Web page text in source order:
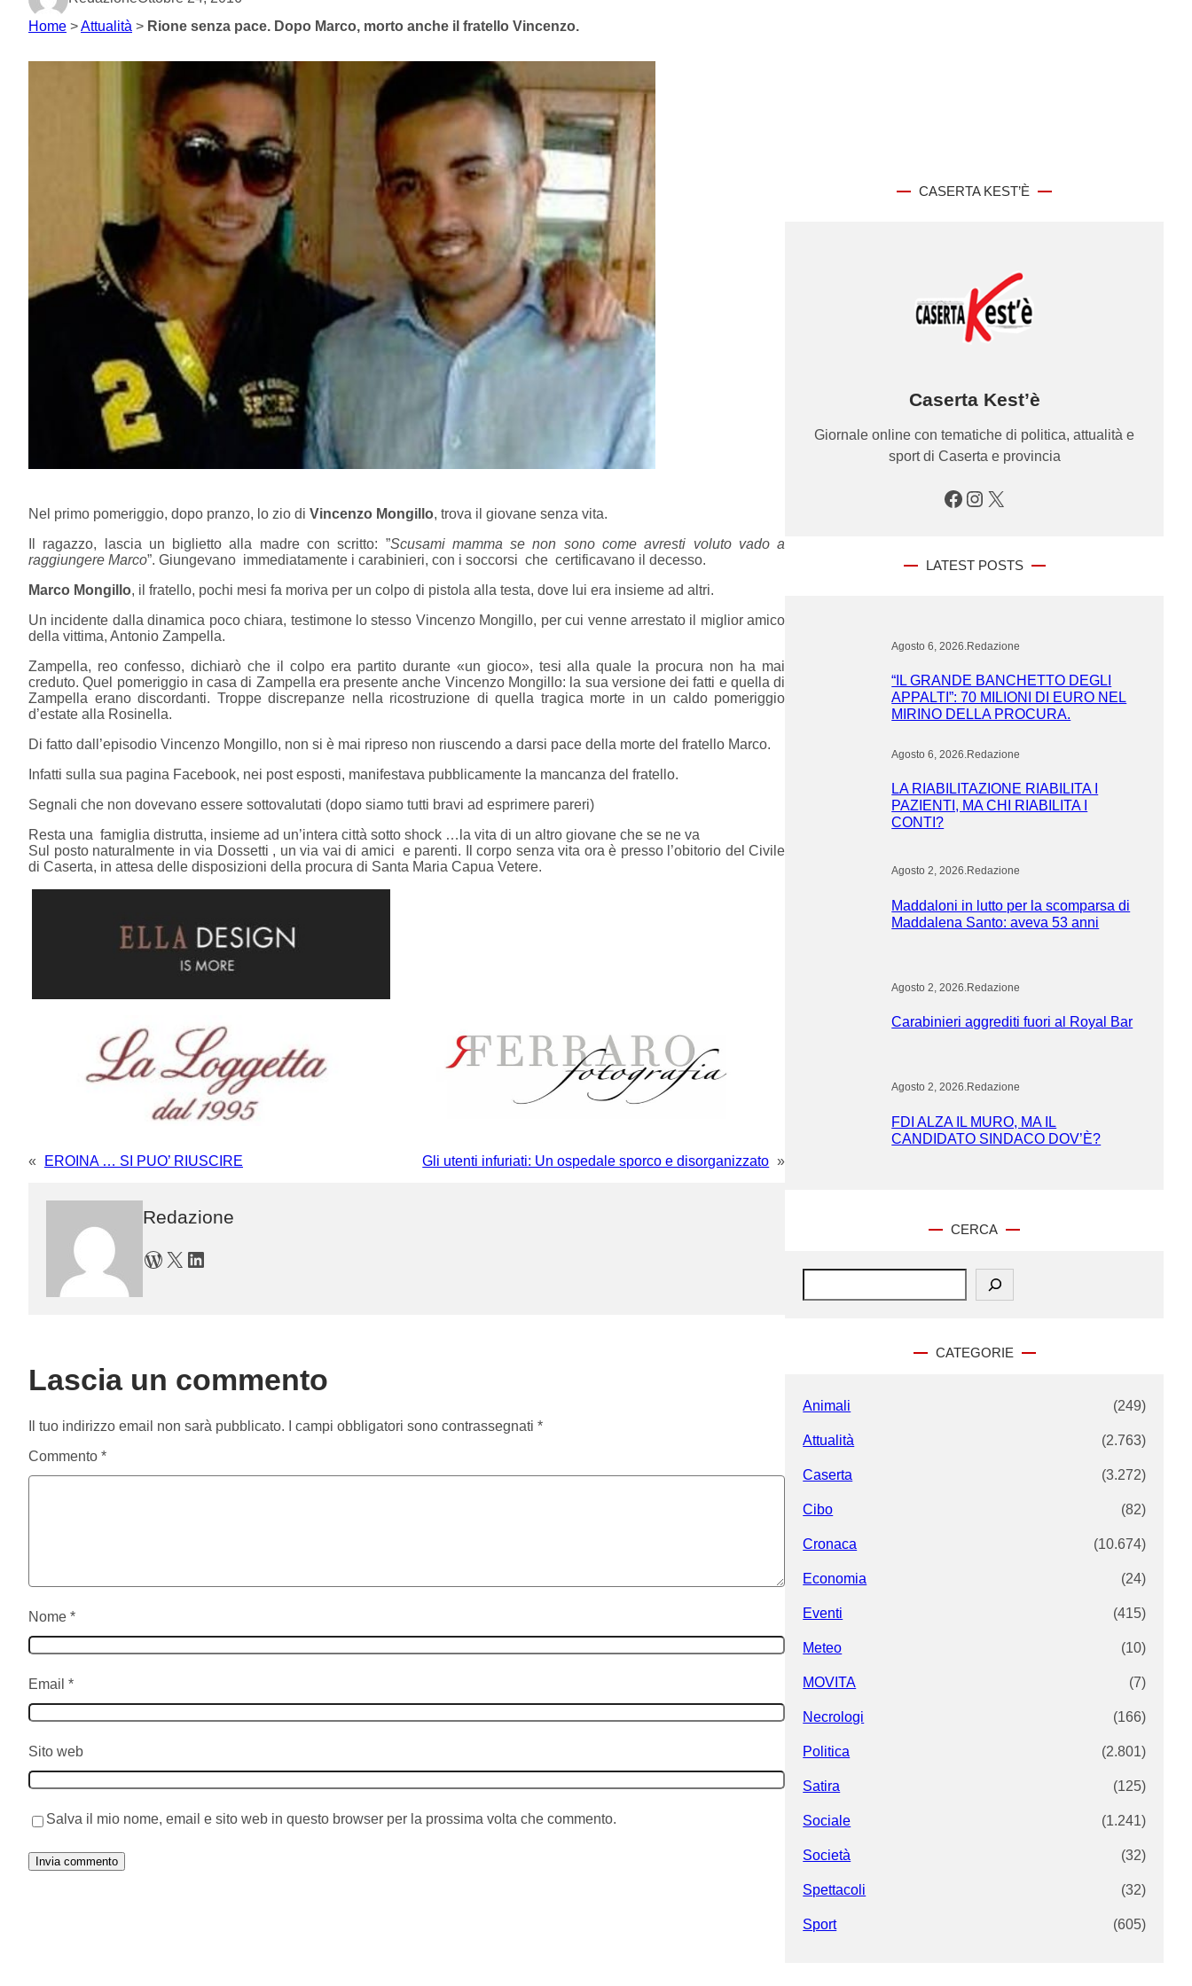
Home >Attualità > Rione senza pace. Dopo Marco, morto anche il fratello Vincenzo.
Nel primo pomeriggio, dopo pranzo, lo zio di Vincenzo Mongillo, trova il giovane senza vita.
Il ragazzo, lascia un biglietto alla madre con scritto: ”Scusami mamma se non sono come avresti voluto vado a
raggiungere Marco”. Giungevano immediatamente i carabinieri, con i soccorsi che certificavano il decesso.
Marco Mongillo, il fratello, pochi mesi fa moriva per un colpo di pistola alla testa, dove lui era insieme ad altri.
Un incidente dalla dinamica poco chiara, testimone lo stesso Vincenzo Mongillo, per cui venne arrestato il miglior amico
della vittima, Antonio Zampella.
Zampella, reo confesso, dichiarò che il colpo era partito durante «un gioco», tesi alla quale la procura non ha mai
creduto. Quel pomeriggio in casa di Zampella era presente anche Vincenzo Mongillo: la sua versione dei fatti e quella di
Zampella erano discordanti. Troppe discrepanze nella ricostruzione di quella tragica morte in un caldo pomeriggio
d’estate alla Rosinella.
Di fatto dall’episodio Vincenzo Mongillo, non si è mai ripreso non riuscendo a darsi pace della morte del fratello Marco.
Infatti sulla sua pagina Facebook, nei post esposti, manifestava pubblicamente la mancanza del fratello.
Segnali che non dovevano essere sottovalutati (dopo siamo tutti bravi ad esprimere pareri)
Resta una famiglia distrutta, insieme ad un’intera città sotto shock …la vita di un altro giovane che se ne va
Sul posto naturalmente in via Dossetti , un via vai di amici e parenti. Il corpo senza vita ora è presso l’obitorio del Civile
di Caserta, in attesa delle disposizioni della procura di Santa Maria Capua Vetere.
« EROINA … SI PUO’ RIUSCIRE Gli utenti infuriati: Un ospedale sporco e disorganizzato »
Redazione
WordPress X LinkedIn
Lascia un commento
Il tuo indirizzo email non sarà pubblicato. I campi obbligatori sono contrassegnati *
Commento *
Nome *
Email *
Sito web
Salva il mio nome, email e sito web in questo browser per la prossima volta che commento.
CASERTA KEST’È
Caserta Kest’è
Giornale online con tematiche di politica, attualità e
sport di Caserta e provincia
Facebook Instagram X
LATEST POSTS
Agosto 6, 2026 Redazione
“IL GRANDE BANCHETTO DEGLI
APPALTI”: 70 MILIONI DI EURO NEL
MIRINO DELLA PROCURA.
Agosto 6, 2026 Redazione
LA RIABILITAZIONE RIABILITA I
PAZIENTI, MA CHI RIABILITA I
CONTI?
Agosto 2, 2026.Redazione
Maddaloni in lutto per la scomparsa di
Maddalena Santo: aveva 53 anni
Agosto 2, 2026 Redazione
Carabinieri aggrediti fuori al Royal Bar
Agosto 2, 2026.Redazione
FDI ALZA IL MURO, MA IL
CANDIDATO SINDACO DOV’È?
CERCA
S
CATEGORIE
Animali (249)
Attualità (2.763)
Caserta (3.272)
Cibo (82)
Cronaca (10.674)
Economia (24)
Eventi (415)
Meteo (10)
MOVITA (7)
Necrologi (166)
Politica (2.801)
Satira (125)
Sociale (1.241)
Società (32)
Spettacoli (32)
Sport (605)